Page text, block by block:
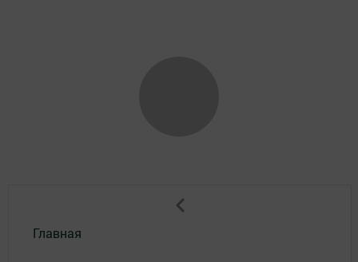
Главная